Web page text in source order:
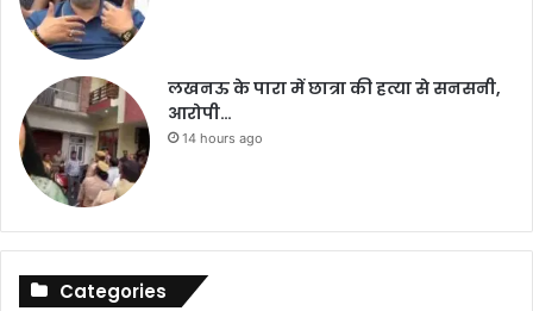
लखनऊ के पारा में छात्रा की हत्या से सनसनी,
आरोपी…
14 hours ago
Categories